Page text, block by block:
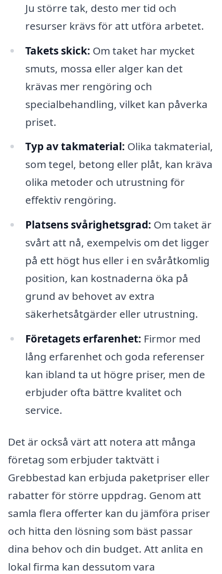
Ju större tak, desto mer tid och
resurser krävs för att utföra arbetet.
Takets skick: Om taket har mycket
smuts, mossa eller alger kan det
krävas mer rengöring och
specialbehandling, vilket kan påverka
priset.
Typ av takmaterial: Olika takmaterial,
som tegel, betong eller plåt, kan kräva
olika metoder och utrustning för
effektiv rengöring.
Platsens svårighetsgrad: Om taket är
svårt att nå, exempelvis om det ligger
på ett högt hus eller i en svåråtkomlig
position, kan kostnaderna öka på
grund av behovet av extra
säkerhetsåtgärder eller utrustning.
Företagets erfarenhet: Firmor med
lång erfarenhet och goda referenser
kan ibland ta ut högre priser, men de
erbjuder ofta bättre kvalitet och
service.
Det är också värt att notera att många
företag som erbjuder taktvätt i
Grebbestad kan erbjuda paketpriser eller
rabatter för större uppdrag. Genom att
samla flera offerter kan du jämföra priser
och hitta den lösning som bäst passar
dina behov och din budget. Att anlita en
lokal firma kan dessutom vara